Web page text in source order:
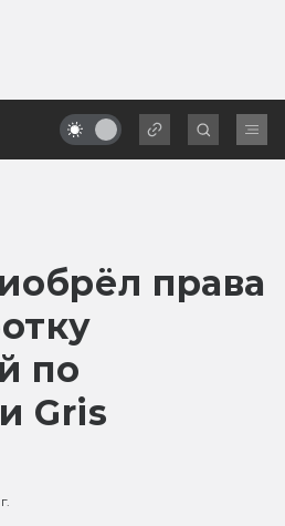
права
по
Gris